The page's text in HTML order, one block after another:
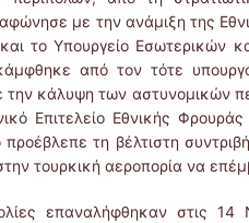
με την ανάμιξη της
το Υπουργείο Εσωτερικών
από τον τότε
την κάλυψη των αστυνομικών
Επιτελείο Εθνικής
προέβλεπε τη βέλτιστη
τουρκική αεροπορία να
επαναλήφθηκαν στις 14